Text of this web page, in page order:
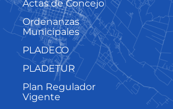
Actas de Concejo
Ordenanzas
Municipales
PLADECO
PLADETUR
Plan Regulador
Vigente